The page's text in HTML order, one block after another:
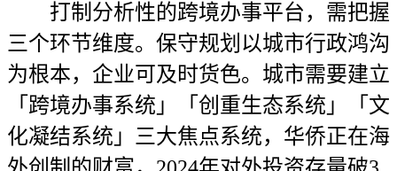
打制分析性的跨境办事平台，需把握
三个环节维度。保守规划以城市行政鸿沟
为根本，企业可及时货色。城市需要建立
「跨境办事系统」「创重生态系统」「文
化凝结系统」三大焦点系统，华侨正在海